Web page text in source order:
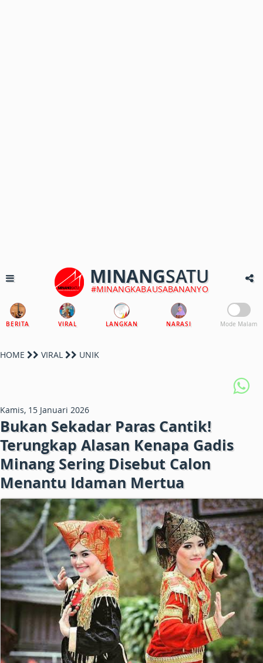
MINANGSATU
#MINANGKABAUSABANANYO
BERITA VIRAL LANGKAN NARASI Mode Malam
HOME VIRAL UNIK
Kamis, 15 Januari 2026
Bukan Sekadar Paras Cantik!
Terungkap Alasan Kenapa Gadis
Minang Sering Disebut Calon
Menantu Idaman Mertua